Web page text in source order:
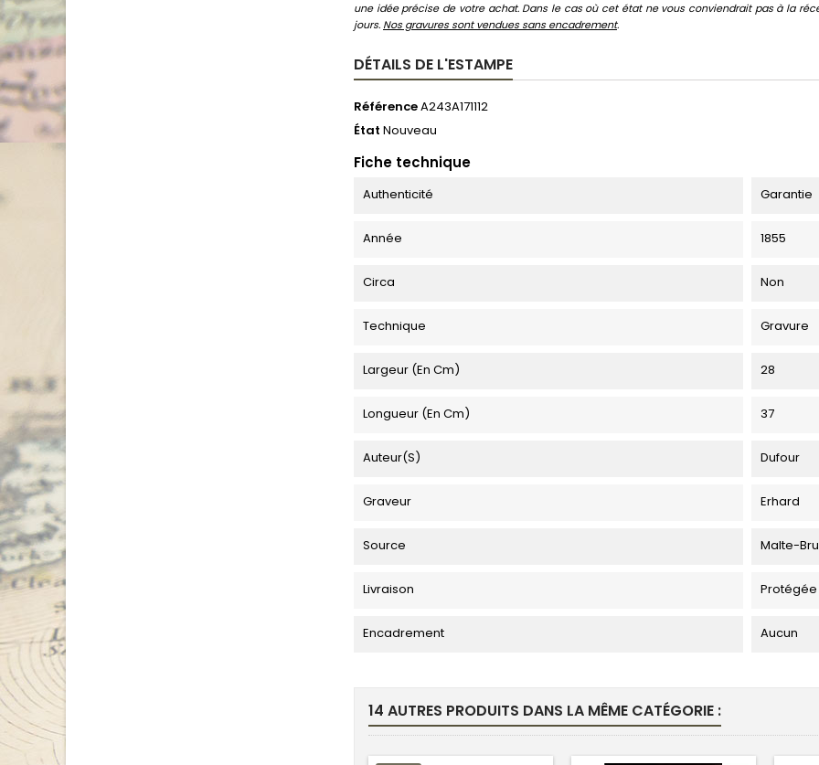
une idée précise de votre achat. Dans le cas où cet état ne vous conviendrait pas à la
jours. Nos gravures sont vendues sans encadrement.
DÉTAILS DE L'ESTAMPE
RéférenceA243A171112
État Nouveau
Fiche technique
Authenticité Garantie
Année 1855
Circa Non
Technique Gravure
Largeur (en Cm) 28
Longueur (en Cm) 37
Auteur(s) Dufour
Graveur Erhard
Source Malte-
Livraison Protégée
Encadrement Aucun
14 AUTRES PRODUITS DANS LA MÊME CATÉGORIE :